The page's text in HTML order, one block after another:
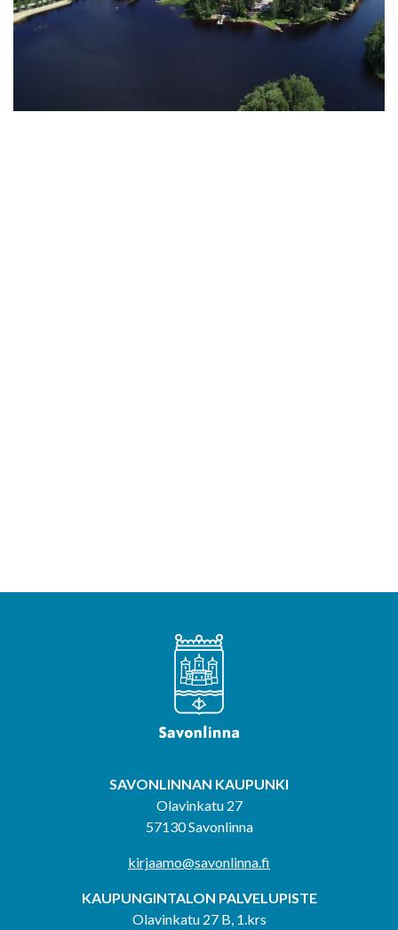
SAVONLINNAN KAUPUNKI
Olavinkatu 27
57130 Savonlinna
kirjaamo@savonlinna.fi
KAUPUNGINTALON PALVELUPISTE
Olavinkatu 27 B, 1.krs